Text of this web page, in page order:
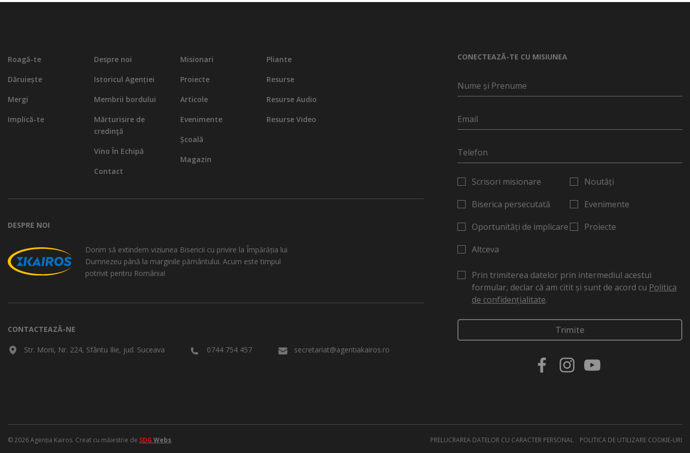
Roagă-te
Dăruiește
Mergi
Implică-te
Despre noi
Istoricul Agenției
Membrii bordului
Mărturisire de
credinţă
Vino În Echipă
Contact
Misionari
Proiecte
Articole
Evenimente
Școală
Magazin
Pliante
Resurse
Resurse Audio
Resurse Video
DESPRE NOI
Dorim să extindem viziunea Bisericii cu privire la Împărăția lui
Dumnezeu până la marginile pământului. Acum este timpul
potrivit pentru România!
CONTACTEAZĂ-NE
Str. Morii, Nr. 224, Sfântu Ilie, jud. Suceava 0744 754 457 secretariat@agentiakairos.ro
CONECTEAZĂ-TE CU MISIUNEA
Scrisori misionare
Biserica persecutată
Oportunități de implicare
Noutăți
Evenimente
Proiecte
Altceva
Prin trimiterea datelor prin intermediul acestui
formular, declar că am citit și sunt de acord cu Politica
de confidențialitate.
© 2026 Agenția Kairos. Creat cu măiestrie de SDG Webs PRELUCRAREA DATELOR CU CARACTER PERSONAL POLITICA DE UTILIZARE COOKIE-URI